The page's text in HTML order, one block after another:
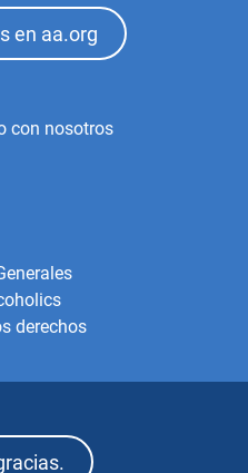
en aa.org
con nosotros
derechos